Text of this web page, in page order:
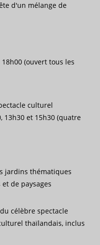
d'un mélange de
18h00 (ouvert tous les
culturel
13h30 et 15h30 (quatre
jardins thématiques
de paysages
célèbre spectacle
thaïlandais, inclus